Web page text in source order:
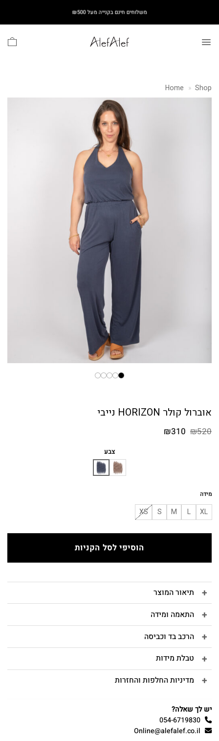
content
משלוחים חינם בקנייה מעל ₪500
Home » Shop
אוברול קולר HORIZON נייבי
₪520 המחיר
₪310
צבע
מידה
XL
L
M
S
XS
הוסיפי לסל הקניות
תיאור המוצר
התאמה ומידה
הרכב בד וכביסה
טבלת מידות
מדיניות החלפות והחזרות
יש לך שאלה?
054-6719830
Online@alefalef.co.il